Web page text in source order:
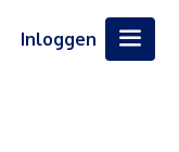
Inloggen